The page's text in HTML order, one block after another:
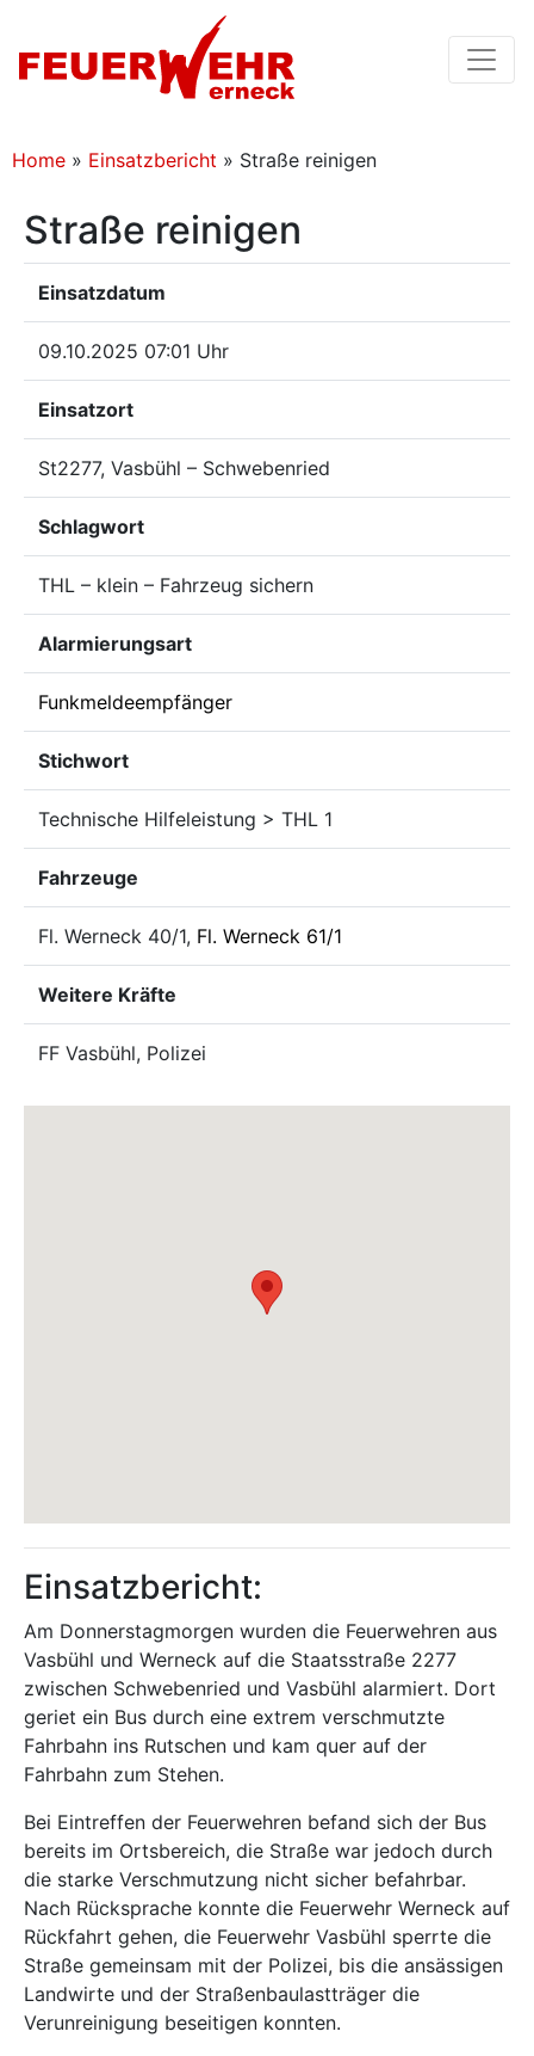
Home » Einsatzbericht » Straße reinigen
Straße reinigen
Einsatzdatum
09.10.2025 07:01 Uhr
Einsatzort
St2277, Vasbühl – Schwebenried
Schlagwort
THL – klein – Fahrzeug sichern
Alarmierungsart
Funkmeldeempfänger
Stichwort
Technische Hilfeleistung > THL 1
Fahrzeuge
Fl. Werneck 40/1, Fl. Werneck 61/1
Weitere Kräfte
FF Vasbühl, Polizei
Einsatzbericht:
Am Donnerstagmorgen wurden die Feuerwehren aus
Vasbühl und Werneck auf die Staatsstraße 2277
zwischen Schwebenried und Vasbühl alarmiert. Dort
geriet ein Bus durch eine extrem verschmutzte
Fahrbahn ins Rutschen und kam quer auf der
Fahrbahn zum Stehen.
Bei Eintreffen der Feuerwehren befand sich der Bus
bereits im Ortsbereich, die Straße war jedoch durch
die starke Verschmutzung nicht sicher befahrbar.
Nach Rücksprache konnte die Feuerwehr Werneck auf
Rückfahrt gehen, die Feuerwehr Vasbühl sperrte die
Straße gemeinsam mit der Polizei, bis die ansässigen
Landwirte und der Straßenbaulastträger die
Verunreinigung beseitigen konnten.